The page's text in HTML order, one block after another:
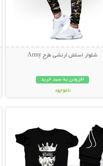
شلوار اسلش ارتشی طرح Army
افزودن به سبد خرید
ناموجود